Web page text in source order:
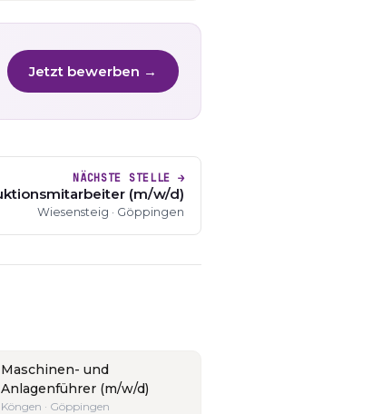
Jetzt bewerben →
NÄCHSTE STELLE →
(m/w/d)
Wiesensteig · Göppingen
Maschinen- und
Anlagenführer (m/w/d)
Köngen · Göppingen